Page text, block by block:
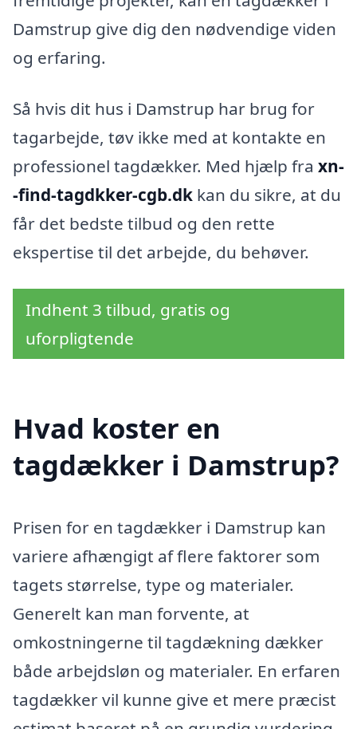
Damstrup give dig den nødvendige viden
og erfaring.
Så hvis dit hus i Damstrup har brug for
tagarbejde, tøv ikke med at kontakte en
professionel tagdækker. Med hjælp fra xn-
-find-tagdkker-cgb.dk kan du sikre, at du
får det bedste tilbud og den rette
ekspertise til det arbejde, du behøver.
Indhent 3 tilbud, gratis og
uforpligtende
Hvad koster en
tagdækker i Damstrup?
Prisen for en tagdækker i Damstrup kan
variere afhængigt af flere faktorer som
tagets størrelse, type og materialer.
Generelt kan man forvente, at
omkostningerne til tagdækning dækker
både arbejdsløn og materialer. En erfaren
tagdækker vil kunne give et mere præcist